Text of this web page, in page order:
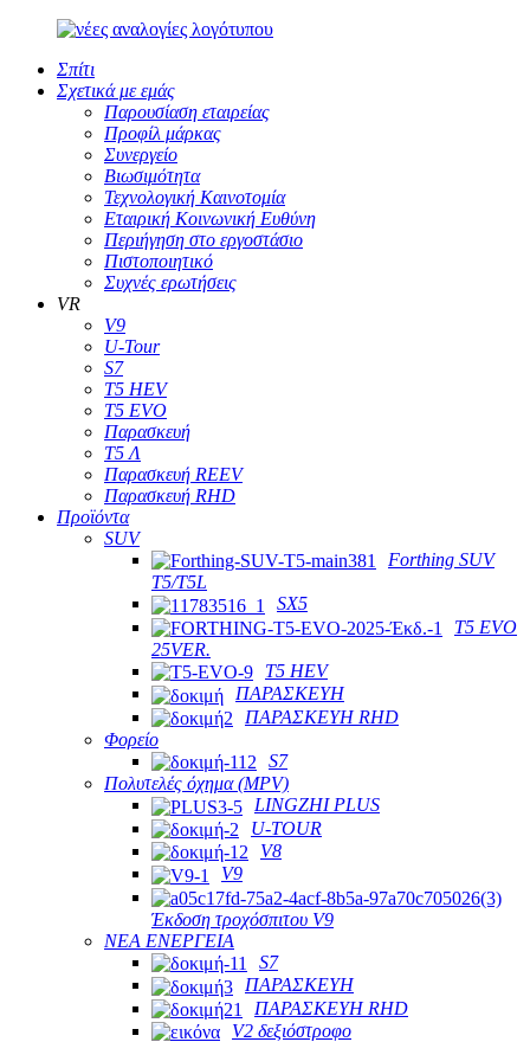
Σπίτι
Σχετικά με εμάς
Παρουσίαση εταιρείας
Προφίλ μάρκας
Συνεργείο
Βιωσιμότητα
Τεχνολογική Καινοτομία
Εταιρική Κοινωνική Ευθύνη
Περιήγηση στο εργοστάσιο
Πιστοποιητικό
Συχνές ερωτήσεις
VR
V9
U-Tour
S7
T5 HEV
T5 EVO
Παρασκευή
Τ5 Λ
Παρασκευή REEV
Παρασκευή RHD
Προϊόντα
SUV
Forthing SUV
T5/T5L
SX5
T5 EVO
25VER.
T5 HEV
ΠΑΡΑΣΚΕΥΗ
ΠΑΡΑΣΚΕΥΗ RHD
Φορείο
S7
Πολυτελές όχημα (MPV)
LINGZHI PLUS
U-TOUR
V8
V9
Έκδοση τροχόσπιτου V9
ΝΕΑ ΕΝΕΡΓΕΙΑ
S7
ΠΑΡΑΣΚΕΥΗ
ΠΑΡΑΣΚΕΥΗ RHD
V2 δεξιόστροφο